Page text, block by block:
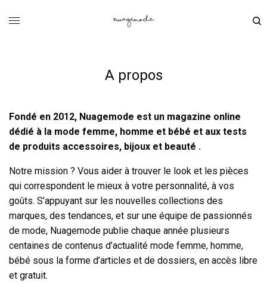
A propos
Fondé en 2012, Nuagemode est un magazine online
dédié à la mode femme, homme et bébé et aux tests
de produits accessoires, bijoux et beauté .
Notre mission ? Vous aider à trouver le look et les pièces
qui correspondent le mieux à votre personnalité, à vos
goûts. S’appuyant sur les nouvelles collections des
marques, des tendances, et sur une équipe de passionnés
de mode, Nuagemode publie chaque année plusieurs
centaines de contenus d’actualité mode femme, homme,
bébé sous la forme d’articles et de dossiers, en accès libre
et gratuit.